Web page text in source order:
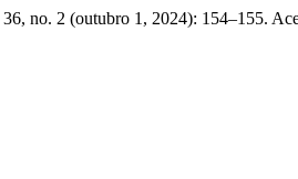
36, no. 2 (outubro 1, 2024): 154–155.